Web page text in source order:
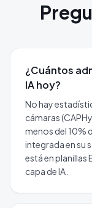
¿Cuántos
IA hoy?
No hay
cámaras
menos del 10%
integrada en su
está en planillas
capa de IA.